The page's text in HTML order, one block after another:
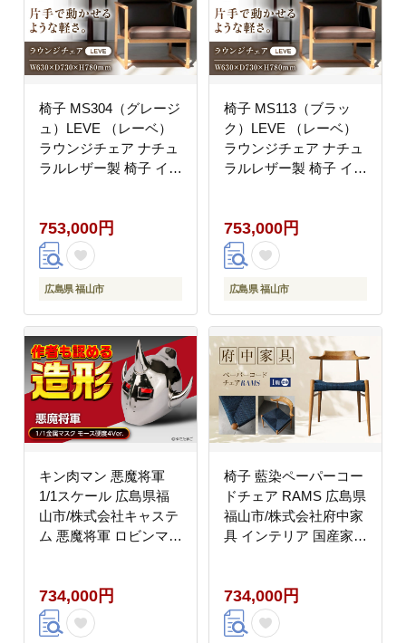
椅子 MS304（グレージ
ュ）LEVE （レーベ）
ラウンジチェア ナチュ
ラルレザー製 椅子 イス
県福山市/株式会社心石
工芸 [BABV015]
753,000円
広島県 福山市
椅子 MS113（ブラッ
ク）LEVE （レーベ）
ラウンジチェア ナチュ
ラルレザー製 椅子 イス
県福山市/株式会社心石
工芸 [BABV016]
753,000円
広島県 福山市
キン肉マン 悪魔将軍
1/1スケール 広島県福
山市/株式会社キャステ
ム 悪魔将軍 ロビンマス
[BACE010]
734,000円
椅子 藍染ペーパーコー
ドチェア RAMS 広島県
福山市/株式会社府中家
具 インテリア 国産家具
734,000円